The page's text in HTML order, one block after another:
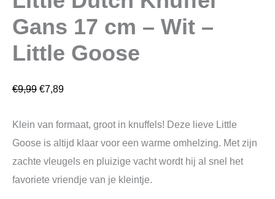
Gans 17 cm – Wit –
Little Goose
€9,99 €7,89
Klein van formaat, groot in knuffels! Deze lieve Little
Goose is altijd klaar voor een warme omhelzing. Met zijn
zachte vleugels en pluizige vacht wordt hij al snel het
favoriete vriendje van je kleintje.